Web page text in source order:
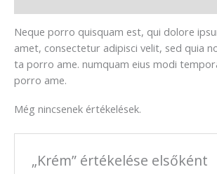
Neque porro quisquam est, qui dolore
amet, consectetur adipisci velit, sed quia
ta porro ame. numquam eius modi
porro ame.
Még nincsenek értékelések.
„Krém” értékelése elsőként